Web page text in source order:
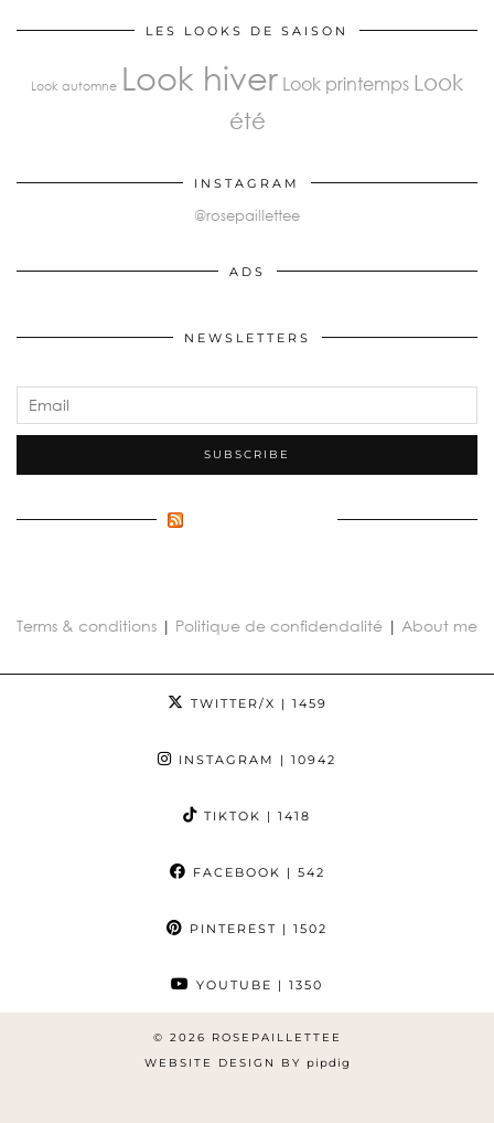
LES LOOKS DE SAISON
Look automne Look hiver Look printemps Look
été
INSTAGRAM
@rosepaillettee
ADS
NEWSLETTERS
Terms & conditions | Politique de confidendalité | About me
TWITTER/X | 1459
INSTAGRAM | 10942
TIKTOK | 1418
FACEBOOK | 542
PINTEREST | 1502
YOUTUBE | 1350
© 2026
ROSEPAILLETTEE
WEBSITE DESIGN BY
pipdig